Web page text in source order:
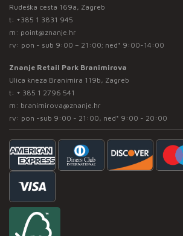
Rudeška cesta 169a, Zagreb
t: +385 1 3831 945
m: point@znanje.hr
rv: pon - sub 9:00 – 21:00; ned* 9:00-14:00
Znanje Retail Park Branimirova
Ulica kneza Branimira 119b, Zagreb
t: + 385 1 2796 541
m: branimirova@znanje.hr
rv: pon -sub 9:00 - 21:00, ned* 9:00 - 20:00